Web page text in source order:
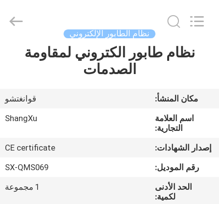
الصفحة
منتجات
معلومات
عنا
جولة
Technology
نظام الطابور الإلكتروني
نظام طابور الكتروني لمقاومة
الصدمات
مكان المنشأ:
قوانغتشو
اسم العلامة
التجارية:
ShangXu
إصدار الشهادات:
CE certificate
رقم الموديل:
SX-QMS069
الحد الأدنى
لكمية:
1 مجموعة